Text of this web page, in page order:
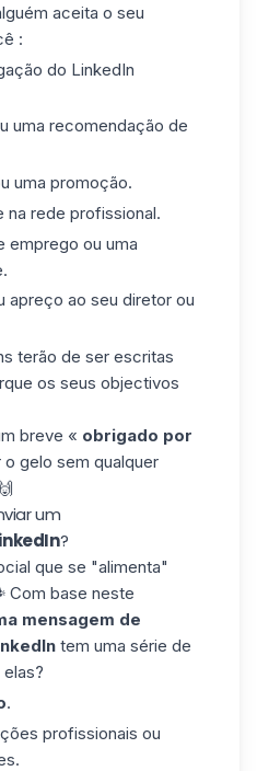
aceita o seu
:
do LinkedIn
uma recomendação de
uma promoção.
na rede profissional.
emprego ou uma
apreço ao seu diretor ou
terão de ser escritas
os seus objectivos
breve « obrigado por
o gelo sem qualquer
um
?
que se "alimenta"
Com base neste
mensagem de
tem uma série de
.
profissionais ou